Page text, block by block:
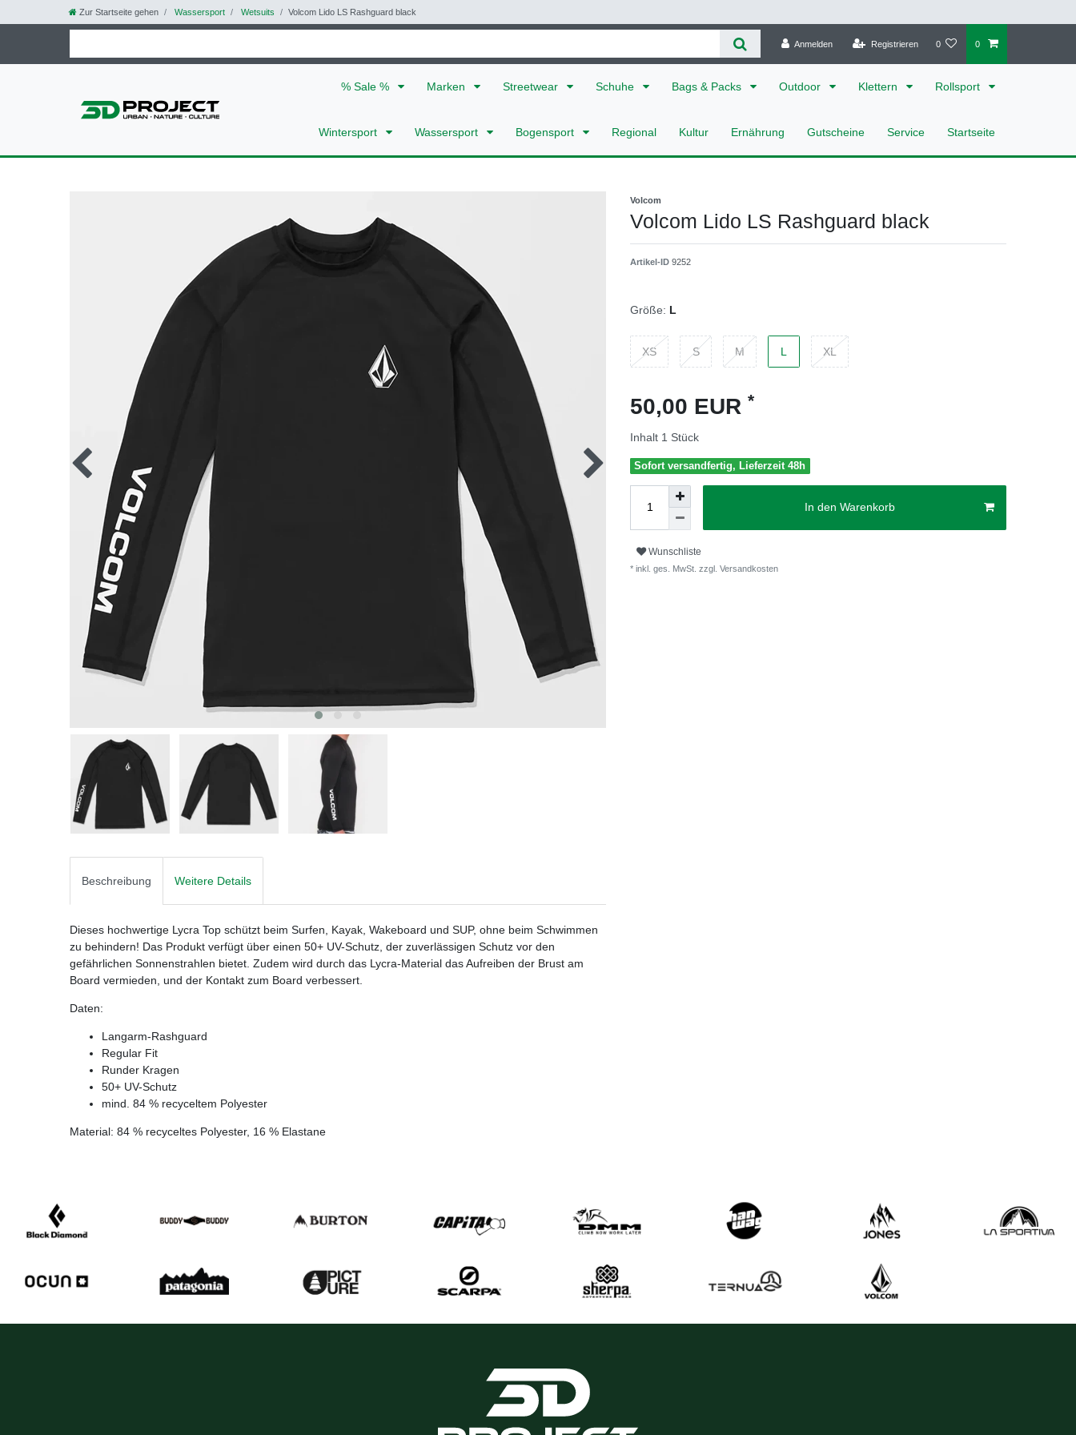
Zur Startseite gehen Wassersport Wetsuits Volcom Lido LS Rashguard black
Anmelden Registrieren 0 0
% Sale % Marken Streetwear Schuhe Bags & Packs Outdoor Klettern Rollsport
Wintersport Wassersport Bogensport Regional Kultur Ernährung Gutscheine Service Startseite
Volcom
Volcom Lido LS Rashguard black
Artikel-ID 9252
Größe: L
XS S M L XL
50,00 EUR *
Inhalt 1 Stück
Sofort versandfertig, Lieferzeit 48h
In den Warenkorb
Wunschliste
* inkl. ges. MwSt. zzgl. Versandkosten
Beschreibung Weitere Details
Dieses hochwertige Lycra Top schützt beim Surfen, Kayak, Wakeboard und SUP, ohne beim Schwimmen
zu behindern! Das Produkt verfügt über einen 50+ UV-Schutz, der zuverlässigen Schutz vor den
gefährlichen Sonnenstrahlen bietet. Zudem wird durch das Lycra-Material das Aufreiben der Brust am
Board vermieden, und der Kontakt zum Board verbessert.
Daten:
Langarm-Rashguard
Regular Fit
Runder Kragen
50+ UV-Schutz
mind. 84 % recyceltem Polyester
Material: 84 % recyceltes Polyester, 16 % Elastane